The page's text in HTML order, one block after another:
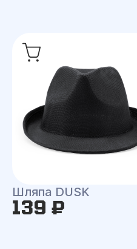
Шляпа DUSK
139 ₽